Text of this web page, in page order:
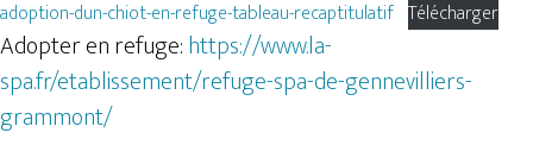
adoption-dun-chiot-en-refuge-tableau-recaptitulatif Télécharger
Adopter en refuge:https://www.la-
spa.fr/etablissement/refuge-spa-de-gennevilliers-
grammont/